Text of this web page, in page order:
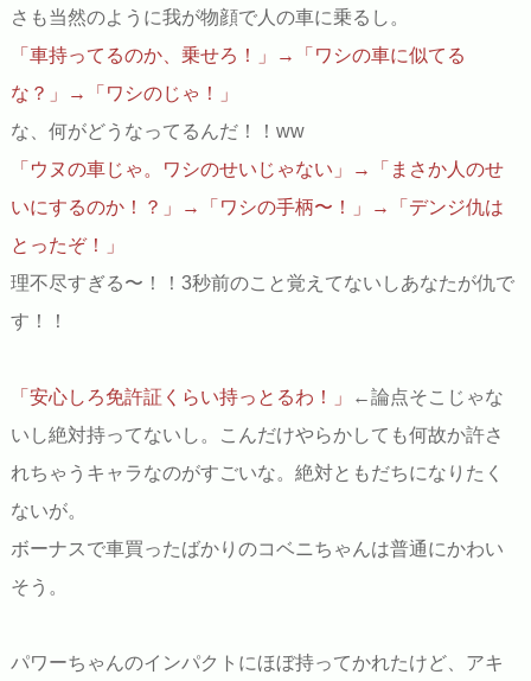
さも当然のように我が物顔で人の車に乗るし。
「車持ってるのか、乗せろ！」→「ワシの車に似てる
な？」→「ワシのじゃ！」
な、何がどうなってるんだ！！ww
「ウヌの車じゃ。ワシのせいじゃない」→「まさか人のせ
いにするのか！？」→「ワシの手柄〜！」→「デンジ仇は
とったぞ！」
理不尽すぎる〜！！3秒前のこと覚えてないしあなたが仇で
す！！
「安心しろ免許証くらい持っとるわ！」
←論点そこじゃな
いし絶対持ってないし。こんだけやらかしても何故か許さ
れちゃうキャラなのがすごいな。絶対ともだちになりたく
ないが。
ボーナスで車買ったばかりのコベニちゃんは普通にかわい
そう。
パワーちゃんのインパクトにほぼ持ってかれたけど、アキ